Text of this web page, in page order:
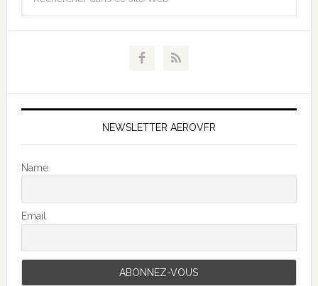
NEWSLETTER AEROVFR
Name
Email